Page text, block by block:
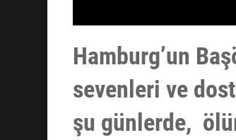
Hamburg’un
sevenleri ve
şu günlerde,